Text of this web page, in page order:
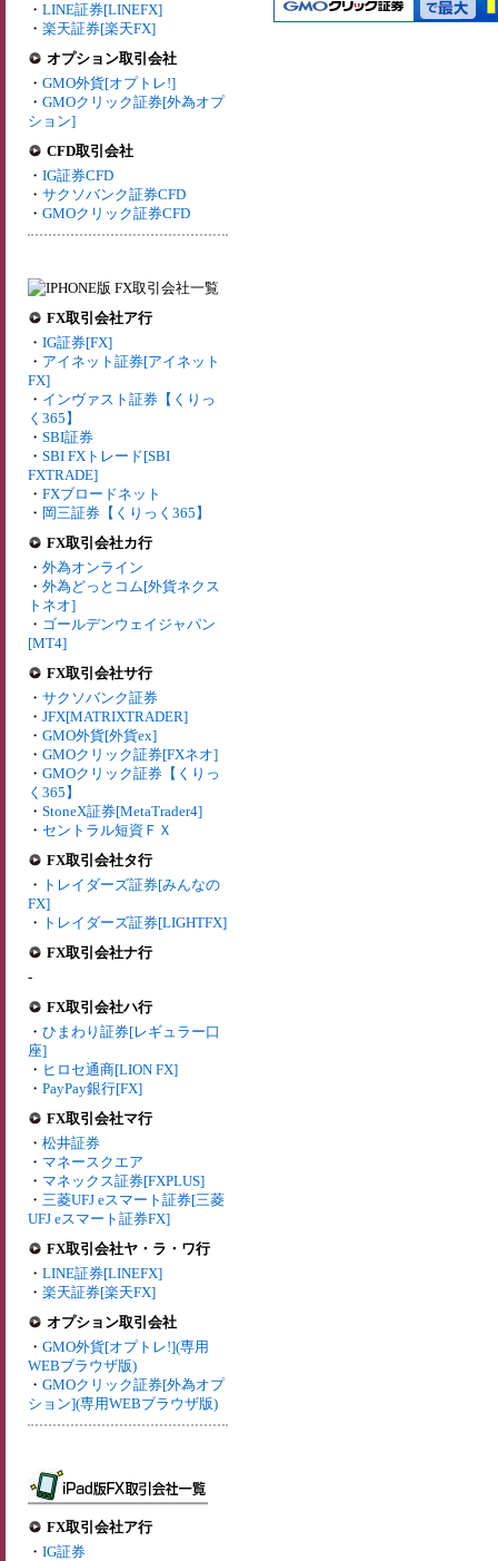
・ LINE証券[LINEFX]
・ 楽天証券[楽天FX]
オプション取引会社
・ GMO外貨[オプトレ!]
・ GMOクリック証券[外為オプ
ション]
CFD取引会社
・ IG証券CFD
・ サクソバンク証券CFD
・ GMOクリック証券CFD
FX取引会社ア行
・ IG証券[FX]
・ アイネット証券[アイネット
FX]
・ インヴァスト証券【くりっ
く365】
・ SBI証券
・ SBI FXトレード[SBI
FXTRADE]
・ FXブロードネット
・ 岡三証券【くりっく365】
FX取引会社カ行
・ 外為オンライン
・ 外為どっとコム[外貨ネクス
トネオ]
・ ゴールデンウェイジャパン
[MT4]
FX取引会社サ行
・ サクソバンク証券
・ JFX[MATRIXTRADER]
・ GMO外貨[外貨ex]
・ GMOクリック証券[FXネオ]
・ GMOクリック証券【くりっ
く365】
・ StoneX証券[MetaTrader4]
・ セントラル短資ＦＸ
FX取引会社タ行
・ トレイダーズ証券[みんなの
FX]
・ トレイダーズ証券[LIGHTFX]
FX取引会社ナ行
-
FX取引会社ハ行
・ ひまわり証券[レギュラー口
座]
・ ヒロセ通商[LION FX]
・ PayPay銀行[FX]
FX取引会社マ行
・ 松井証券
・ マネースクエア
・ マネックス証券[FXPLUS]
・ 三菱UFJ eスマート証券[三菱
UFJ eスマート証券FX]
FX取引会社ヤ・ラ・ワ行
・ LINE証券[LINEFX]
・ 楽天証券[楽天FX]
オプション取引会社
・ GMO外貨[オプトレ!](専用
WEBブラウザ版)
・ GMOクリック証券[外為オプ
ション](専用WEBブラウザ版)
FX取引会社ア行
・ IG証券